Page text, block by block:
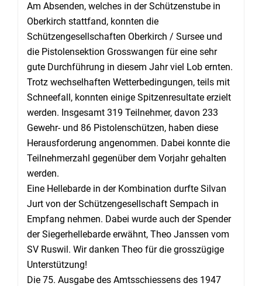
Am Absenden, welches in der Schützenstube in
Oberkirch stattfand, konnten die
Schützengesellschaften Oberkirch / Sursee und
die Pistolensektion Grosswangen für eine sehr
gute Durchführung in diesem Jahr viel Lob ernten.
Trotz wechselhaften Wetterbedingungen, teils mit
Schneefall, konnten einige Spitzenresultate erzielt
werden. Insgesamt 319 Teilnehmer, davon 233
Gewehr- und 86 Pistolenschützen, haben diese
Herausforderung angenommen. Dabei konnte die
Teilnehmerzahl gegenüber dem Vorjahr gehalten
werden.
Eine Hellebarde in der Kombination durfte Silvan
Jurt von der Schützengesellschaft Sempach in
Empfang nehmen. Dabei wurde auch der Spender
der Siegerhellebarde erwähnt, Theo Janssen vom
SV Ruswil. Wir danken Theo für die grosszügige
Unterstützung!
Die 75. Ausgabe des Amtsschiessens des 1947